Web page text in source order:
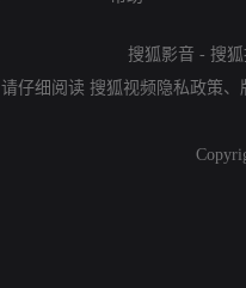
搜狐影音 - 搜
请仔细阅读 搜狐视频隐私政策、